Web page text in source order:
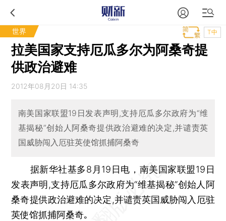
世界 T中
拉美国家支持厄瓜多尔为阿桑奇提
供政治避难
2012年08月20日 14:35
南美国家联盟19日发表声明,支持厄瓜多尔政府为“维
基揭秘”创始人阿桑奇提供政治避难的决定,并谴责英
国威胁闯入厄驻英使馆抓捕阿桑奇
据新华社基多8月19日电，南美国家联盟19日
发表声明,支持厄瓜多尔政府为“维基揭秘”创始人阿
桑奇提供政治避难的决定,并谴责英国威胁闯入厄驻
英使馆抓捕阿桑奇｡